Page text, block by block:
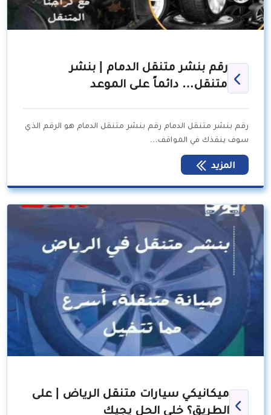
رقم بنشر متنقل الدمام | بنشر
متنقل… دائماً على الموعد
رقم بنشر متنقل الدمام رقم بنشر متنقل الدمام هو الرقم الذي
سوف ينقذك في المواقف…
المزيد
ميكانيكي سيارات متنقل الرياض | على
الطريق؟ خلي الحل يجيك